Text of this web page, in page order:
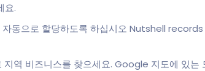
요.
자동으로 할당하도록 하십시오 Nutshell
지역 비즈니스를 찾으세요. Google 지도에 있는